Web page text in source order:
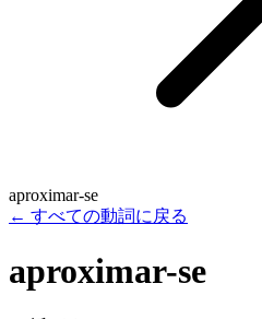
aproximar-se
← すべての動詞に戻る
aproximar-se